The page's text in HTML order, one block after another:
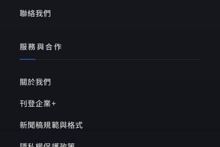
聯絡我們
服務與合作
關於我們
刊登企業+
新聞稿規範與格式